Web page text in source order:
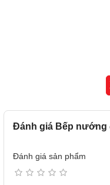
THIẾT KẾ HIỆN ĐẠI -
Thiết kế nhỏ gọn,
kiểu dáng hiện đại, dễ
gian bếp của mọi gia
thuận tiện tối đa khi sử
Đánh giá Bếp nướng
Đánh giá sản phẩm